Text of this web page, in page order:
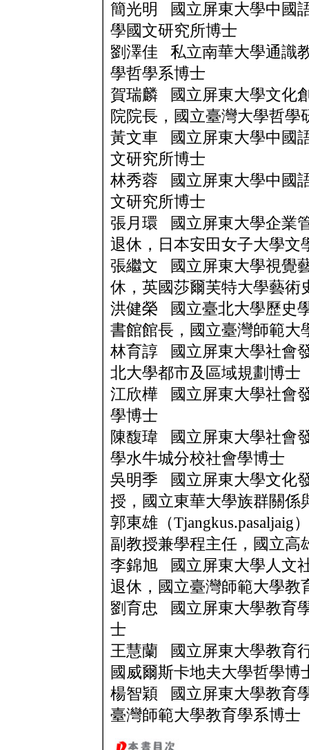
簡光明 國立屏東大學中國
學國文研究所博士
劉澤佳 私立南華大學通識
學哲學系博士
賀瑞麟 國立屏東大學文化
院院長，國立臺灣大學哲學
黃文車 國立屏東大學中國
文研究所博士
林秀蓉 國立屏東大學中國
文研究所博士
張月環 國立屏東大學企業
退休，日本安田女子大學文
張繼文 國立屏東大學視覺
休，英國莎爾芙特大學藝術
洪健榮 國立臺北大學歷史
書館館長，國立臺灣師範大
林育諄 國立屏東大學社會
北大學都市及區域規劃博士
江欣樺 國立屏東大學社會
學博士
陳馥瑋 國立屏東大學社會
學水牛城分校社會學博士
吳明季 國立屏東大學文化
授，國立東華大學族群關係
郭東雄（
副教授兼學程主任，國立高
李錦旭 國立屏東大學人文
退休，國立臺灣師範大學教
劉育忠 國立屏東大學教育
士
王慧蘭 國立屏東大學教育
國威爾斯卡地夫大學哲學博
楊智穎 國立屏東大學教育
臺灣師範大學教育學系博士